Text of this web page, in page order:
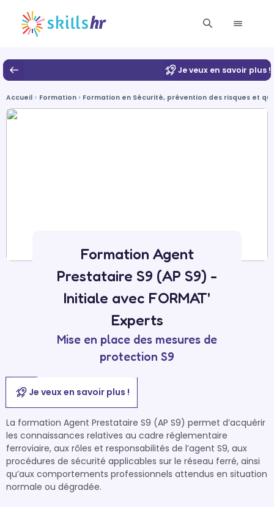
Je veux en savoir plus !
Accueil Formation Formation en Sécurité, prévention des risques et
Formation Agent
Prestataire S9 (AP S9) -
Initiale avec FORMAT'
Experts
Mise en place des mesures de
protection S9
Je veux en savoir plus !
La formation Agent Prestataire S9 (AP S9) permet d’acquérir
les connaissances relatives au cadre réglementaire
ferroviaire, aux rôles et responsabilités de l’agent S9, aux
procédures de sécurité applicables sur le réseau ferré, ainsi
qu’aux comportements professionnels attendus en situation
normale ou dégradée.